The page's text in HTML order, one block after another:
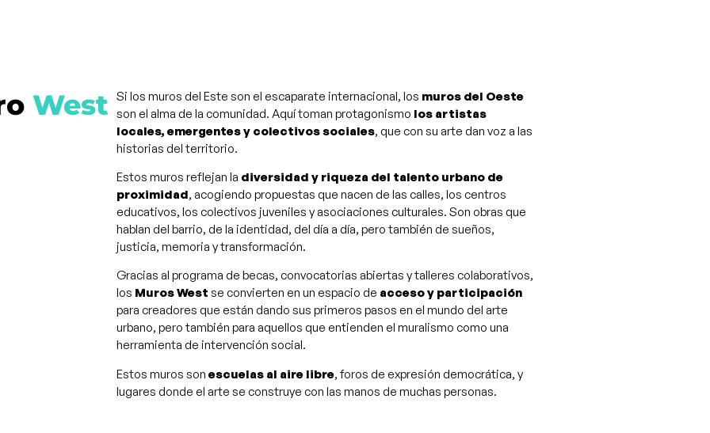
Si los muros del Este son el escaparate internacional, los muros del Oeste
son el alma de la comunidad. Aquí toman protagonismo los artistas
locales, emergentes y colectivos sociales, que con su arte dan voz a las
historias del territorio.
Estos muros reflejan la diversidad y riqueza del talento urbano de
proximidad, acogiendo propuestas que nacen de las calles, los centros
educativos, los colectivos juveniles y asociaciones culturales. Son obras que
hablan del barrio, de la identidad, del día a día, pero también de sueños,
justicia, memoria y transformación.
Gracias al programa de becas, convocatorias abiertas y talleres colaborativos,
los Muros West se convierten en un espacio de acceso y participación
para creadores que están dando sus primeros pasos en el mundo del arte
urbano, pero también para aquellos que entienden el muralismo como una
herramienta de intervención social.
Estos muros son escuelas al aire libre, foros de expresión democrática, y
lugares donde el arte se construye con las manos de muchas personas.
West